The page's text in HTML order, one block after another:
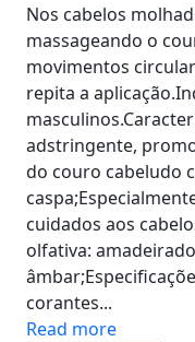
​Nos cabelos
massageando o
movimentos
repita a
adstringente,
do couro cabeludo
cuidados aos
olfativa:
corantes...
Read more